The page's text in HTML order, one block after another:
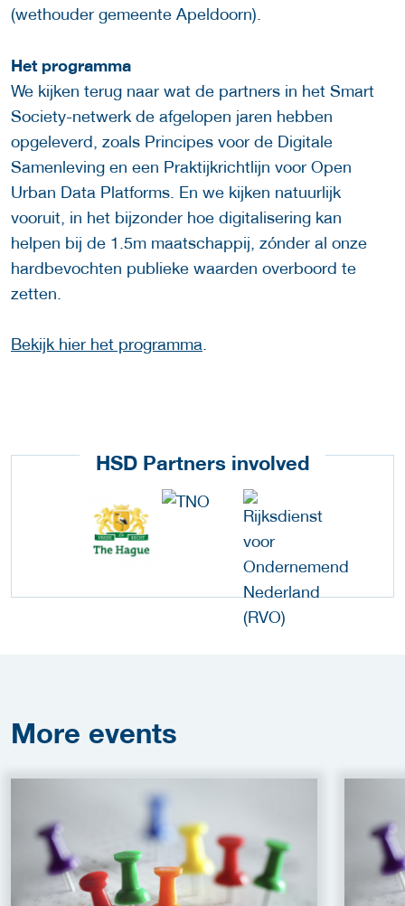
(wethouder gemeente Apeldoorn).
Het programma
We kijken terug naar wat de partners in het Smart
Society-netwerk de afgelopen jaren hebben
opgeleverd, zoals Principes voor de Digitale
Samenleving en een Praktijkrichtlijn voor Open
Urban Data Platforms. En we kijken natuurlijk
vooruit, in het bijzonder hoe digitalisering kan
helpen bij de 1.5m maatschappij, zónder al onze
hardbevochten publieke waarden overboord te
zetten.
Bekijk hier het programma.
HSD Partners involved
More events